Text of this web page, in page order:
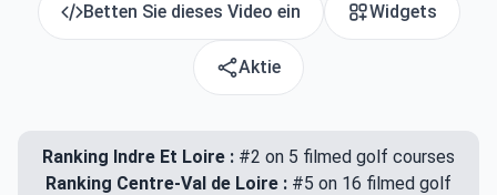
Betten Sie dieses Video ein Widgets
Aktie
Ranking Indre Et Loire : #2 on 5 filmed golf courses
Ranking Centre-Val de Loire : #5 on 16 filmed golf